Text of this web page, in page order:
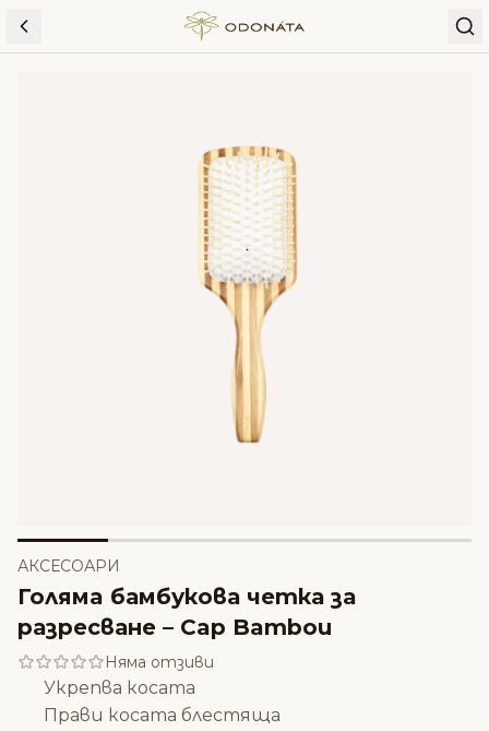
Skip to content
АКСЕСОАРИ
Голямa бамбукова четка за
разресване – Cap Bambou
Няма отзиви
Укрепва косата
Прави косата блестяща